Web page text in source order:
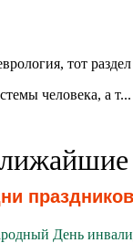
тот
человека, а т...
День